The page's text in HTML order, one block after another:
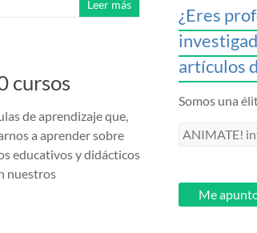
Leer más
cursos
de aprendizaje que,
a aprender sobre
educativos y didácticos
nuestros
¿Eres
artículos
Somos una
ANIMATE!
email.
Me